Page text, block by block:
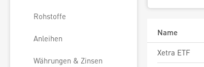
Rohstoffe
Anleihen
Währungen & Zinsen
Name
Xetra ETF